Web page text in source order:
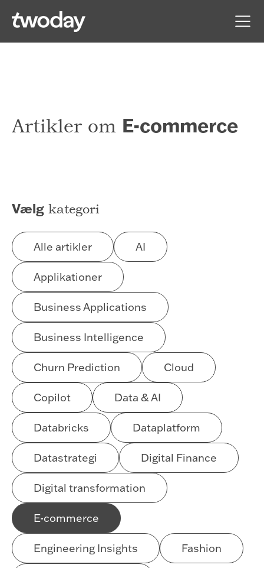
Artikler om E-commerce
Vælg kategori
Alle artikler AI
Applikationer
Business Applications
Business Intelligence
Churn Prediction Cloud
Copilot Data & AI
Databricks Dataplatform
Datastrategi Digital Finance
Digital transformation
E-commerce
Engineering Insights Fashion